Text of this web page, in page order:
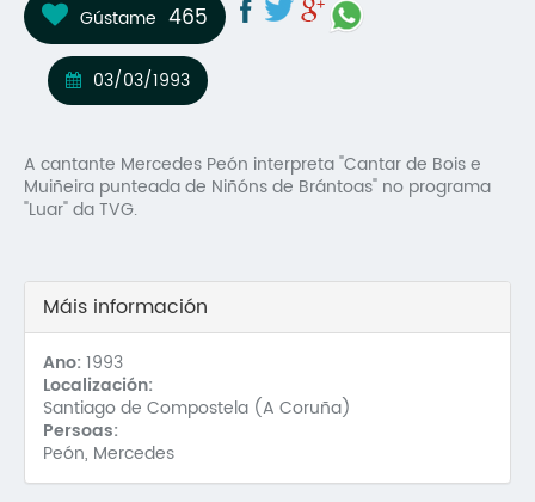
Gústame 465
03/03/1993
A cantante Mercedes Peón interpreta "Cantar de Bois e
Muiñeira punteada de Niñóns de Brántoas" no programa
"Luar" da TVG.
Máis información
Ano: 1993
Localización:
Santiago de Compostela (A Coruña)
Persoas:
Peón, Mercedes